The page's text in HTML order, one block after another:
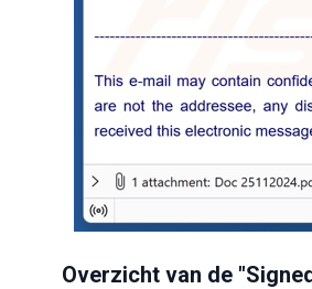
Overzicht van de